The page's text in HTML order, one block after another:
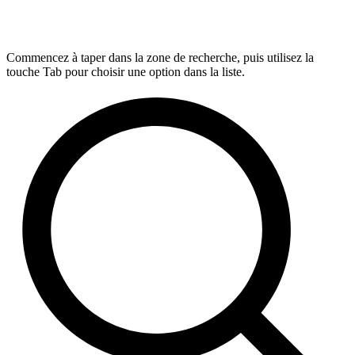
Commencez à taper dans la zone de recherche, puis utilisez la
touche Tab pour choisir une option dans la liste.